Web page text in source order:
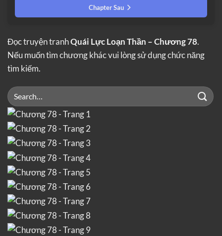
Chapter Sau
Đọc truyện tranhQuái Lực Loạn Thần – Chương 78.
Nếu muốn tìm chương khác vui lòng sử dụng chức năng
tìm kiếm.